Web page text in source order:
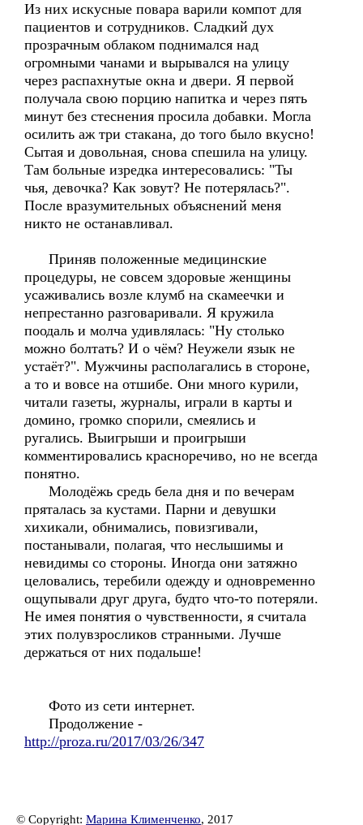
Из них искусные повара варили компот для
пациентов и сотрудников. Сладкий дух
прозрачным облаком поднимался над
огромными чанами и вырывался на улицу
через распахнутые окна и двери. Я первой
получала свою порцию напитка и через пять
минут без стеснения просила добавки. Могла
осилить аж три стакана, до того было вкусно!
Сытая и довольная, снова спешила на улицу.
Там больные изредка интересовались: "Ты
чья, девочка? Как зовут? Не потерялась?".
После вразумительных объяснений меня
никто не останавливал.
Приняв положенные медицинские
процедуры, не совсем здоровые женщины
усаживались возле клумб на скамеечки и
непрестанно разговаривали. Я кружила
поодаль и молча удивлялась: "Ну столько
можно болтать? И о чём? Неужели язык не
устаёт?". Мужчины располагались в стороне,
а то и вовсе на отшибе. Они много курили,
читали газеты, журналы, играли в карты и
домино, громко спорили, смеялись и
ругались. Выигрыши и проигрыши
комментировались красноречиво, но не всегда
понятно.
Молодёжь средь бела дня и по вечерам
пряталась за кустами. Парни и девушки
хихикали, обнимались, повизгивали,
постанывали, полагая, что неслышимы и
невидимы со стороны. Иногда они затяжно
целовались, теребили одежду и одновременно
ощупывали друг друга, будто что-то потеряли.
Не имея понятия о чувственности, я считала
этих полувзросликов странными. Лучше
держаться от них подальше!
Фото из сети интернет.
Продолжение -
http://proza.ru/2017/03/26/347
© Copyright: Марина Клименченко, 2017